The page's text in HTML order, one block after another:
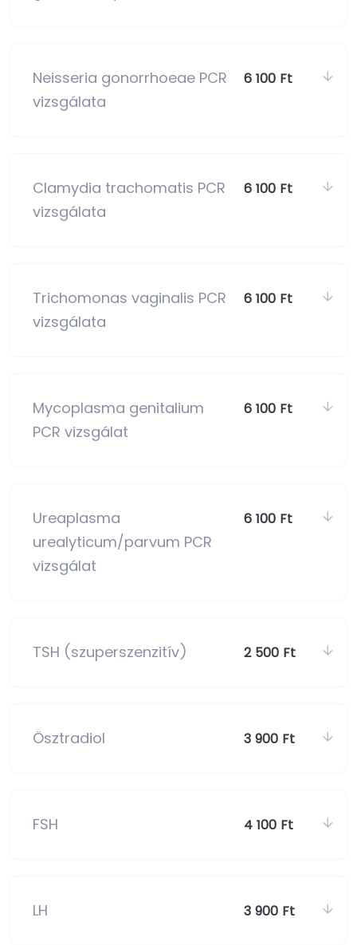
Neisseria gonorrhoeae PCR
vizsgálata
6 100 Ft
Clamydia trachomatis PCR
vizsgálata
6 100 Ft
Trichomonas vaginalis PCR
vizsgálata
6 100 Ft
Mycoplasma genitalium
PCR vizsgálat
6 100 Ft
Ureaplasma
urealyticum/parvum PCR
vizsgálat
6 100 Ft
TSH (szuperszenzitív) 2 500 Ft
Ösztradiol 3 900 Ft
FSH 4 100 Ft
LH 3 900 Ft